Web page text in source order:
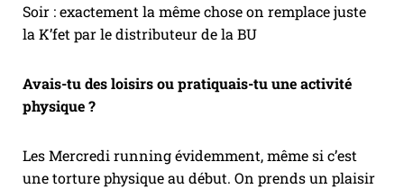
Soir : exactement la même chose on remplace juste
la K’fet par le distributeur de la BU
Avais-tu des loisirs ou pratiquais-tu une activité
physique ?
Les Mercredi running évidemment, même si c’est
une torture physique au début. On prends un plaisir